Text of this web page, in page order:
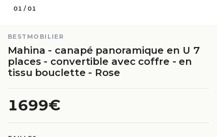
01 /01
BESTMOBILIER
Mahina - canapé panoramique en U 7
places - convertible avec coffre - en
tissu bouclette - Rose
1699€